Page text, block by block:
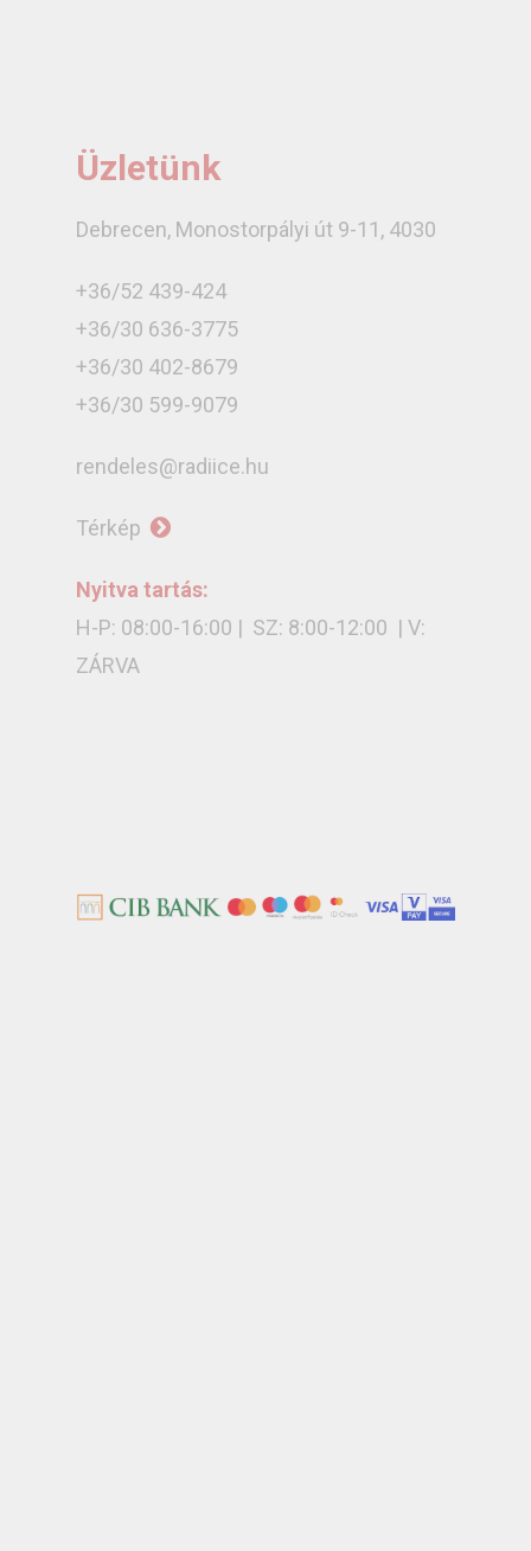
Üzletünk
Debrecen, Monostorpályi út 9-11, 4030
+36/52 439-424
+36/30 636-3775
+36/30 402-8679
+36/30 599-9079
rendeles@radiice.hu
Térkép
Nyitva tartás:
H-P: 08:00-16:00 | SZ: 8:00-12:00 | V:
ZÁRVA